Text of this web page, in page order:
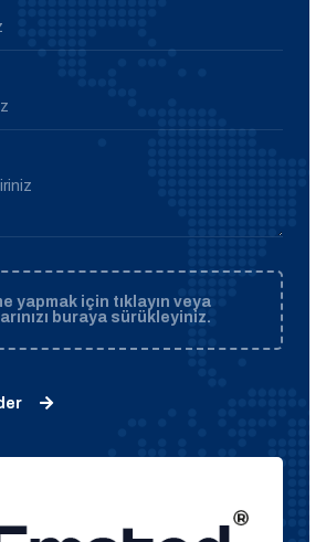
yapmak için tıklayın veya
buraya sürükleyiniz.